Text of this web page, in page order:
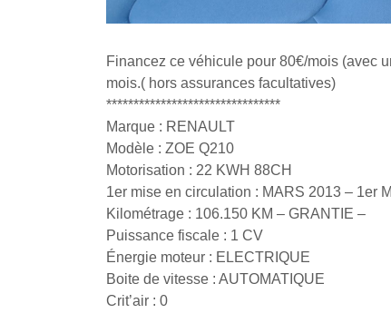
Financez ce véhicule pour 80€/mois (avec
mois.( hors assurances facultatives)
********************************
Marque : RENAULT
Modèle : ZOE Q210
Motorisation : 22 KWH 88CH
1er mise en circulation : MARS 2013 – 1er
Kilométrage : 106.150 KM – GRANTIE –
Puissance fiscale : 1 CV
Énergie moteur : ELECTRIQUE
Boite de vitesse : AUTOMATIQUE
Crit’air : 0